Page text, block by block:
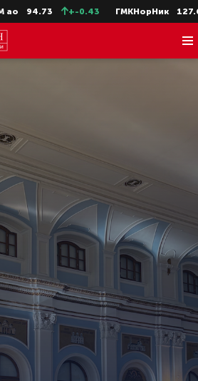
94.73 +-0.43 ГМКНорНик 127.66